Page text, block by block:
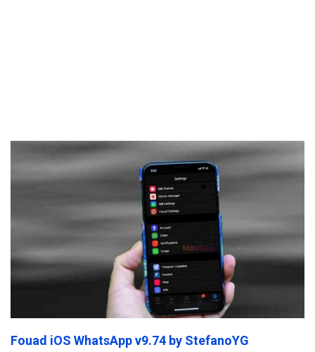
Frankenstein45.Com
Fouad iOS WhatsApp v9.74 by StefanoYG